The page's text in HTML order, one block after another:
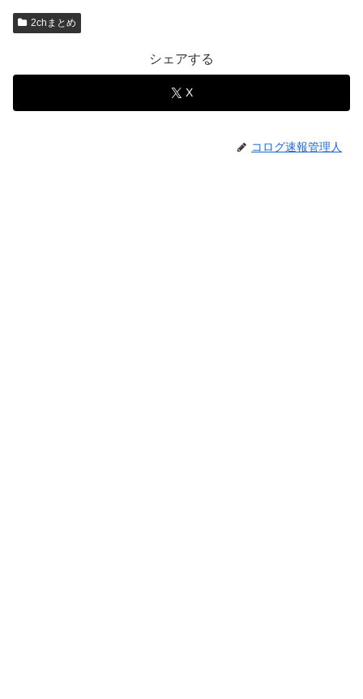
2chまとめ
シェアする
X
コログ速報管理人